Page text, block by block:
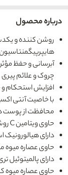
درباره محصول
روشن کننده و
آبرسانی و حفظ
چروک‌ و علائم پیری
افزایش استحکام
با خاصیت آنتی
محافظت از پوست
حاوی ویتامین C روشن کننده و شفاف کننده پوست
دارای
حاوی عصاره میوه
دارای پالمیتوئیل تری پپتید-1 تقویت
حاوی عصاره